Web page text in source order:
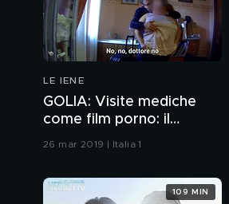
LE IENE
GOLIA: Visite mediche
come film porno: il
dottore non perde il vizio
26 mar 2019 | Italia 1
109 MIN